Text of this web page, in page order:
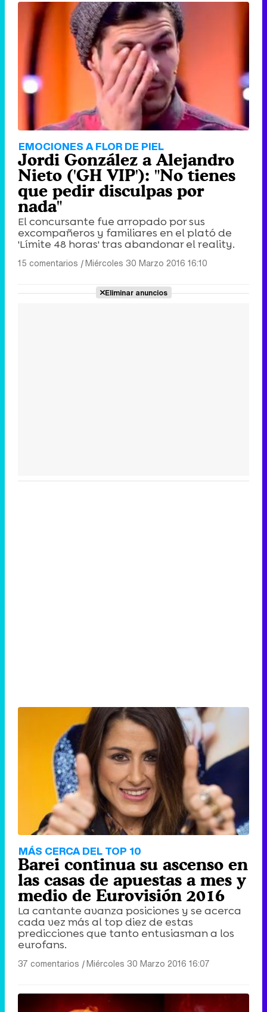
EMOCIONES A FLOR DE PIEL
Jordi González a Alejandro
Nieto ('GH VIP'): "No tienes
que pedir disculpas por
nada"
El concursante fue arropado por sus
excompañeros y familiares en el plató de
'Límite 48 horas' tras abandonar el reality.
15 comentarios |Miércoles 30 Marzo 2016 16:10
Eliminar anuncios
MÁS CERCA DEL TOP 10
Barei continua su ascenso en
las casas de apuestas a mes y
medio de Eurovisión 2016
La cantante avanza posiciones y se acerca
cada vez más al top diez de estas
predicciones que tanto entusiasman a los
eurofans.
37 comentarios |Miércoles 30 Marzo 2016 16:07